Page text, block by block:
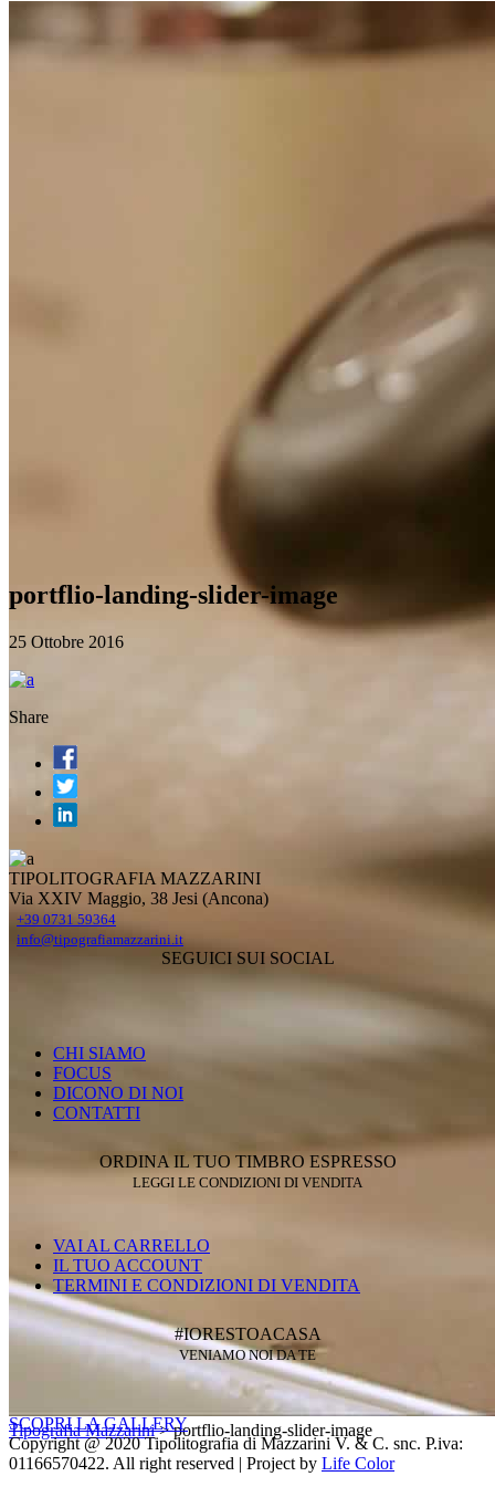
Contatti
Tipografia Mazzarini>portflio-landing-slider-image
portflio-landing-slider-image
25 Ottobre 2016
Share
TIPOLITOGRAFIA MAZZARINI
Via XXIV Maggio, 38 Jesi (Ancona)
+39 0731 59364
info@tipografiamazzarini.it
SEGUICI SUI SOCIAL
CHI SIAMO
FOCUS
DICONO DI NOI
CONTATTI
ORDINA IL TUO TIMBRO ESPRESSO
LEGGI LE CONDIZIONI DI VENDITA
VAI AL CARRELLO
IL TUO ACCOUNT
TERMINI E CONDIZIONI DI VENDITA
#IORESTOACASA
VENIAMO NOI DA TE
SCOPRI LA GALLERY
Copyright @ 2020 Tipolitografia di Mazzarini V. & C. snc. P.iva:
01166570422. All right reserved | Project by Life Color